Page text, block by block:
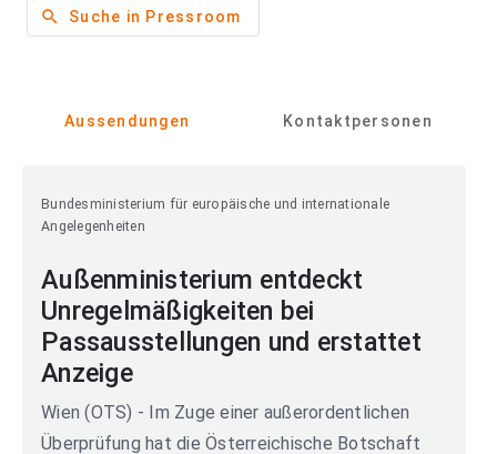
search Suche in Pressroom
Aussendungen Kontaktpersonen
Bundesministerium für europäische und internationale
Angelegenheiten
Außenministerium entdeckt
Unregelmäßigkeiten bei
Passausstellungen und erstattet
Anzeige
Wien (OTS) - Im Zuge einer außerordentlichen
Überprüfung hat die Österreichische Botschaft